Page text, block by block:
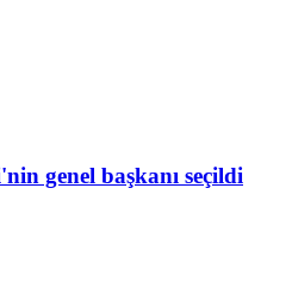
genel başkanı seçildi